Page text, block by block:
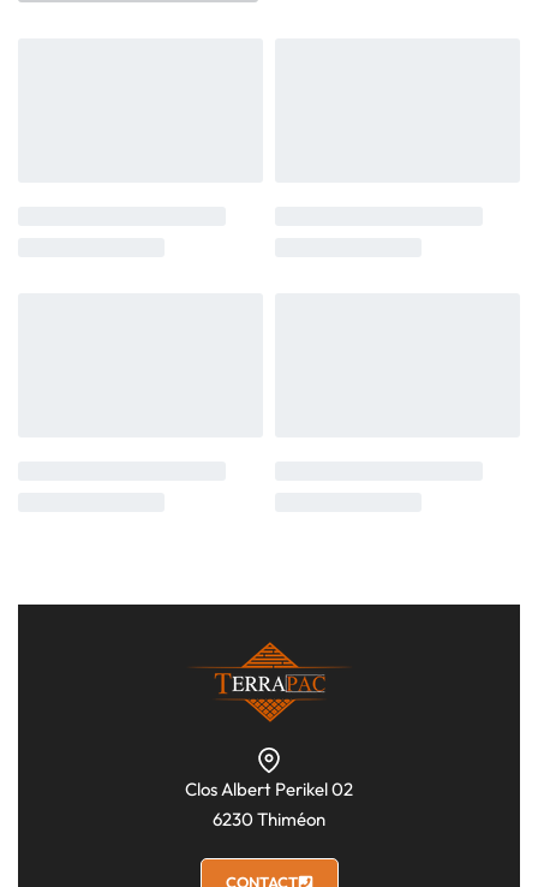
Clos Albert Perikel 02
6230 Thiméon
CONTACT